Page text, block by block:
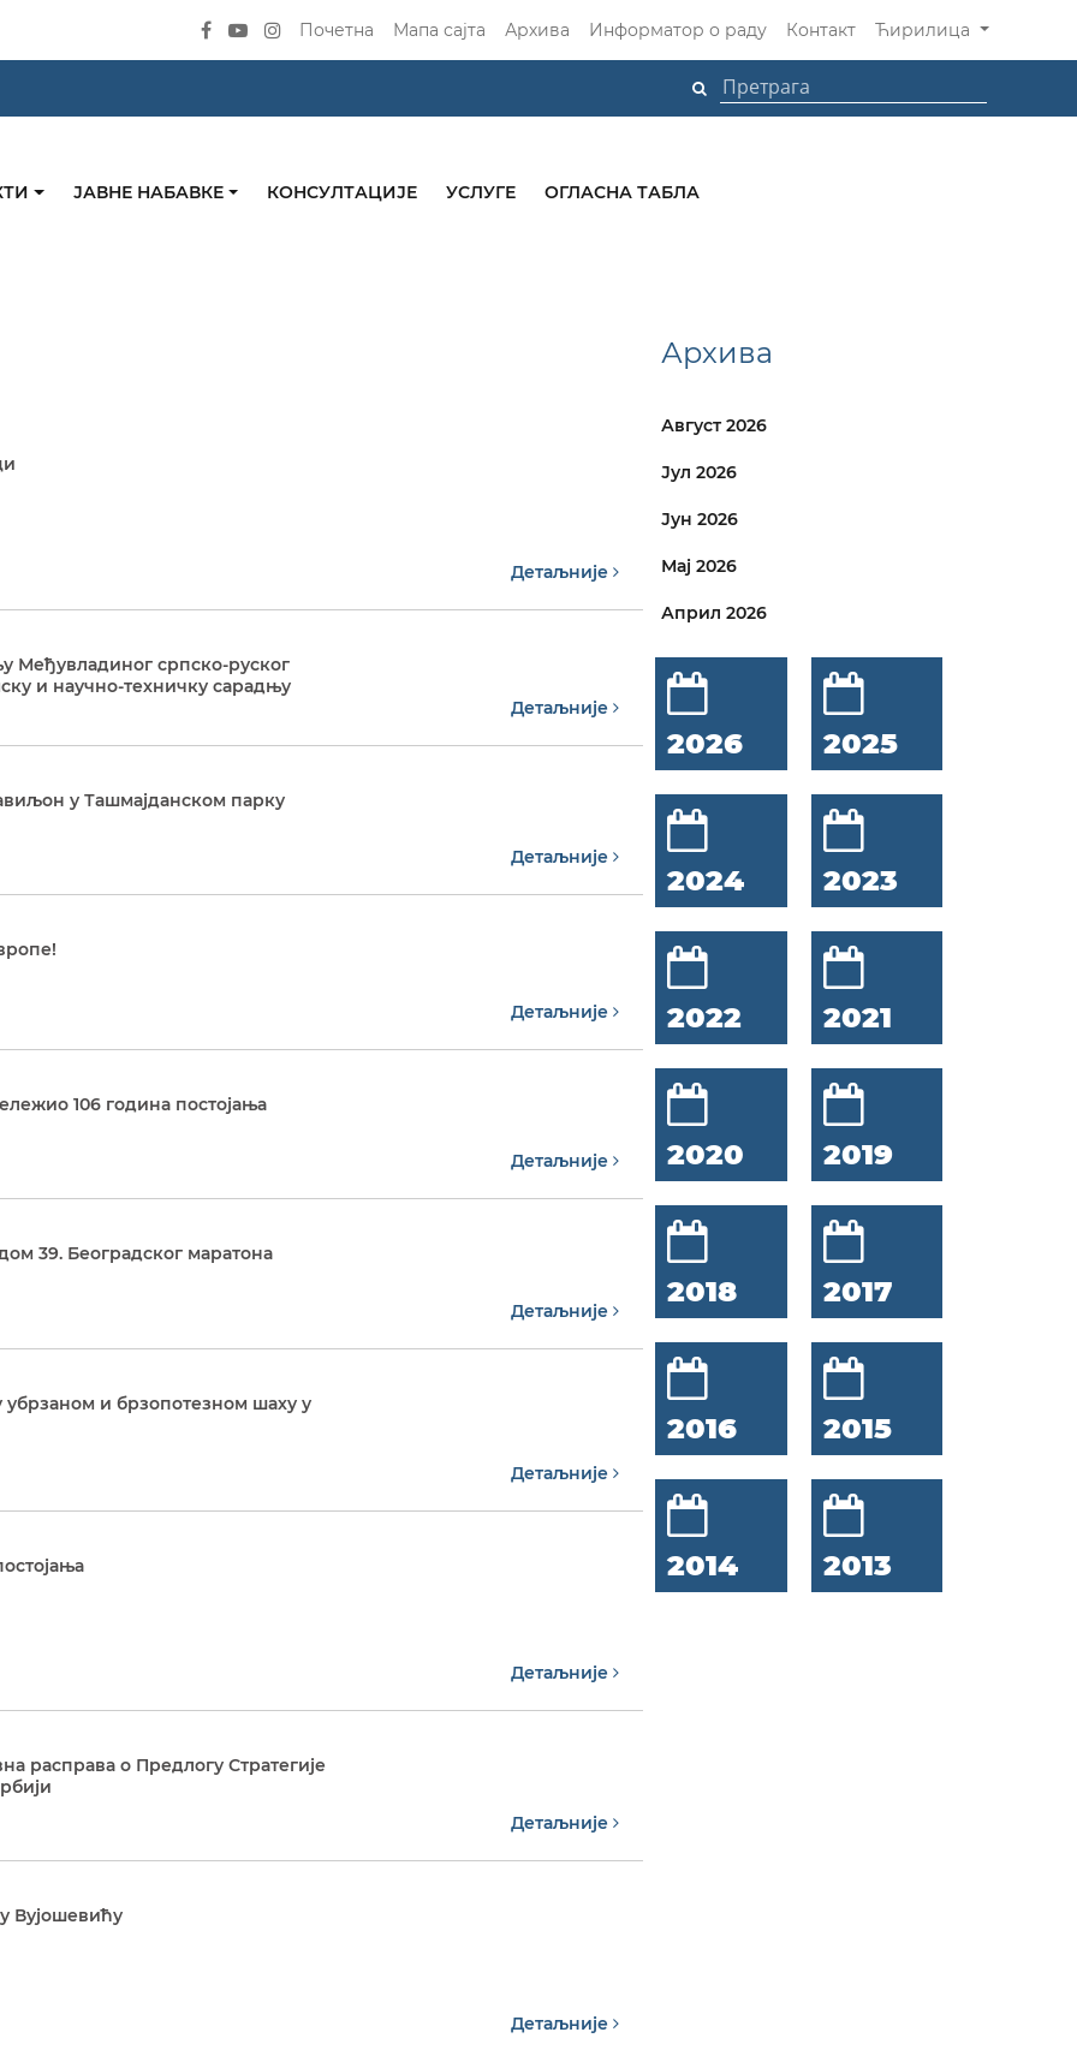
Почетна Мапа сајта Архива Информатор о раду Контакт Ћирилица
ЈАВНЕ НАБАВКЕ КОНСУЛТАЦИЈЕ УСЛУГЕ ОГЛАСНА ТАБЛА
Детаљније
Међувладиног српско-руског
и научно-техничку сарадњу
Детаљније
у Ташмајданском парку
Детаљније
Детаљније
106 година постојања
Детаљније
39. Београдског маратона
Детаљније
убрзаном и брзопотезном шаху у
Детаљније
Детаљније
расправа о Предлогу Стратегије
Детаљније
Вујошевићу
Детаљније
Архива
Август 2026
Јул 2026
Јун 2026
Мај 2026
Април 2026
2026 2025
2024 2023
2022 2021
2020 2019
2018 2017
2016 2015
2014 2013